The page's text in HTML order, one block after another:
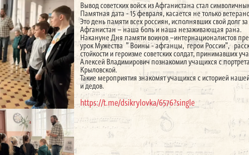
Вывод советских войск из Афганистана стал
Памятная дата - 15 февраля, касается не только
Это день памяти всех россиян, исполнявших свой долг
Афганистан – наша боль и наша незаживающая рана.
Накануне Дня памяти воинов –интернационалистов
урок Мужества " Воины - афганцы, герои России",
стойкости и героизме советских солдат, принимавших
Алексей Владимирович познакомил учащихся с
Крыловской.
Такие мероприятия знакомят учащихся с историей
и дедов.
https://t.me/dsikrylovka/6576?single